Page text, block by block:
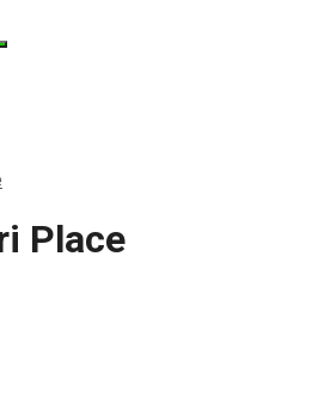
Place